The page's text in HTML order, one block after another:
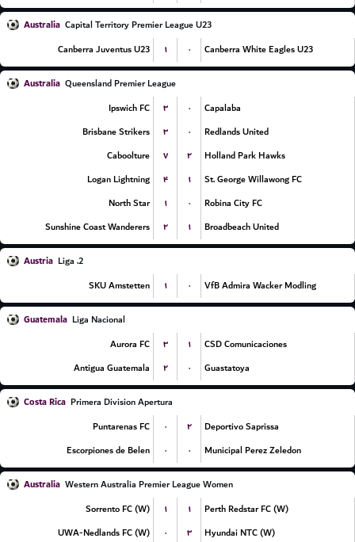
Australia Capital Territory Premier League U23
Canberra Juventus U23
۱ ۰ Canberra White Eagles U23
Australia Queensland Premier League
Ipswich FC
۳ ۰
Capalaba
Brisbane Strikers
۳ ۰
Redlands United
Caboolture
۷ ۲
Holland Park Hawks
Logan Lightning
۴ ۱
St. George Willawong FC
North Star
۱ ۰
Robina City FC
Sunshine Coast Wanderers
۲ ۱ Broadbeach United
Austria
2. Liga
SKU Amstetten
۱ ۰ VfB Admira Wacker Modling
Guatemala Liga Nacional
Aurora FC
۳ ۱
CSD Comunicaciones
Antigua Guatemala
۲ ۰ Guastatoya
Costa Rica Primera Division Apertura
Puntarenas FC
۰ ۲
Deportivo Saprissa
Escorpiones de Belen
۰ ۰ Municipal Perez Zeledon
Australia Western Australia Premier League Women
Sorrento FC (W)
۱ ۱
Perth Redstar FC (W)
UWA-Nedlands FC (W)
۰ ۳ Hyundai NTC (W)